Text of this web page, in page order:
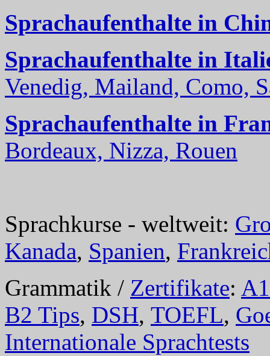
Sprachaufenthalte in
Sprachaufenthalte in
Venedig, Mailand, Como,
Sprachaufenthalte in
Bordeaux, Nizza, Rouen
Sprachkurse - weltweit:
Kanada, Spanien,
Grammatik / Zertifikate: A1
B2 Tips, DSH, TOEFL,
Internationale Sprachtests